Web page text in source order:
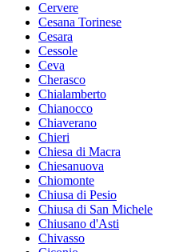
Cervere
Cesana Torinese
Cesara
Cessole
Ceva
Cherasco
Chialamberto
Chianocco
Chiaverano
Chieri
Chiesa di Macra
Chiesanuova
Chiomonte
Chiusa di Pesio
Chiusa di San Michele
Chiusano d'Asti
Chivasso